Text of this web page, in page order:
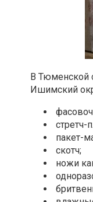
В Тюменской
Ишимский
стретч-
пакет-
скотч;
ножи